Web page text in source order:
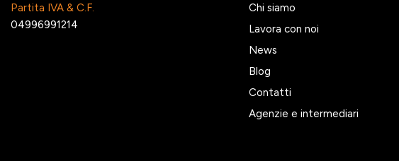
Partita IVA & C.F.
04996991214
Chi siamo
Lavora con noi
News
Blog
Contatti
Agenzie e intermediari